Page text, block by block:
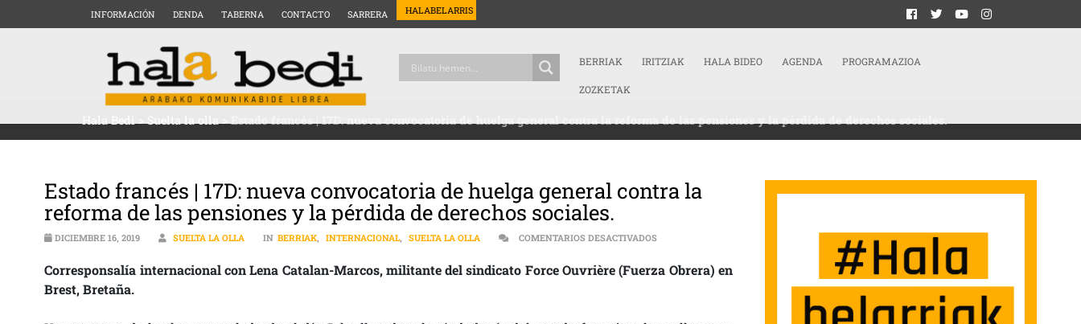
INFORMACIÓN DENDA TABERNA CONTACTO SARRERA HALABELARRIS
BERRIAK IRITZIAK HALA BIDEO AGENDA PROGRAMAZIOA
ZOZKETAK
Hala Bedi>Suelta la olla>Estado francés | 17D: nueva convocatoria de huelga general contra la reforma de las pensiones y la pérdida de derechos sociales.
Estado francés | 17D: nueva convocatoria de huelga general contra la
reforma de las pensiones y la pérdida de derechos sociales.
DICIEMBRE 16, 2019 SUELTA LA OLLA IN BERRIAK, INTERNACIONAL, SUELTA LA OLLA COMENTARIOS DESACTIVADOSEN ESTADO FRANCÉS | 17D: NUEVA CONVOCATORIA DE HUELGA GENERAL CONTRA LA
Corresponsalía internacional con Lena Catalan-Marcos, militante del sindicato Force Ouvrière (Fuerza Obrera) en
Brest, Bretaña.